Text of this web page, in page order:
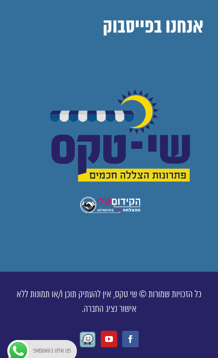
אנחנו בפייסבוק
כל הזכויות שמורות © שי טקס, אין להעתיק תוכן ו/או תמונות ללא
אישור נציג החברה.
Facebook
Youtube
Waze
פנו אלינו בוואטסאפ